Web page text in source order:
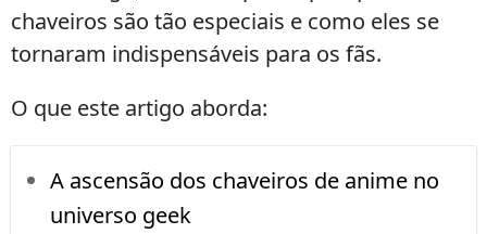
chaveiros são tão especiais e como eles se
tornaram indispensáveis para os fãs.
O que este artigo aborda:
A ascensão dos chaveiros de anime no
universo geek